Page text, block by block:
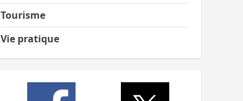
Tourisme
Vie pratique